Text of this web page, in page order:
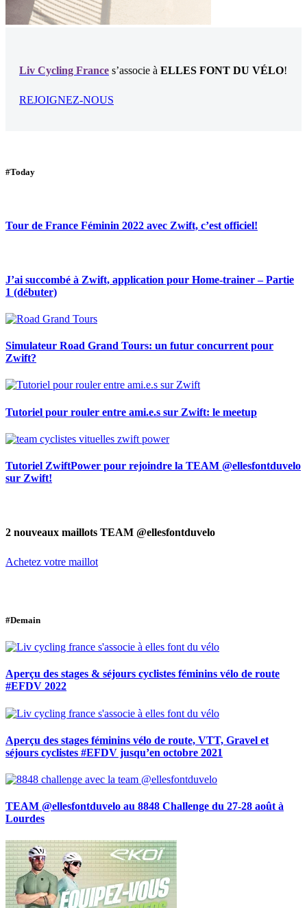
Liv Cycling France s’associe à ELLES FONT DU VÉLO!
REJOIGNEZ-NOUS
#Today
Tour de France Féminin 2022 avec Zwift, c’est officiel!
J’ai succombé à Zwift, application pour Home-trainer – Partie
1 (débuter)
Simulateur Road Grand Tours: un futur concurrent pour
Zwift?
Tutoriel pour rouler entre ami.e.s sur Zwift: le meetup
Tutoriel ZwiftPower pour rejoindre la TEAM @ellesfontduvelo
sur Zwift!
2 nouveaux maillots TEAM @ellesfontduvelo
Achetez votre maillot
#Demain
Aperçu des stages & séjours cyclistes féminins vélo de route
#EFDV 2022
Aperçu des stages féminins vélo de route, VTT, Gravel et
séjours cyclistes #EFDV jusqu’en octobre 2021
TEAM @ellesfontduvelo au 8848 Challenge du 27-28 août à
Lourdes